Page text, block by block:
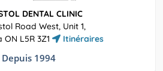
DENTAL CLINIC
Road West, Unit 1,
L5R 3Z1
Itinéraires
Depuis 1994